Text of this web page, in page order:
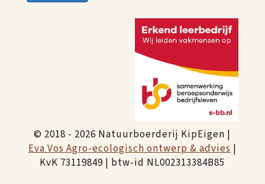
© 2018 - 2026 Natuurboerderij KipEigen |
Eva Vos Agro-ecologisch ontwerp & advies|
KvK 73119849 | btw-id NL002313384B85